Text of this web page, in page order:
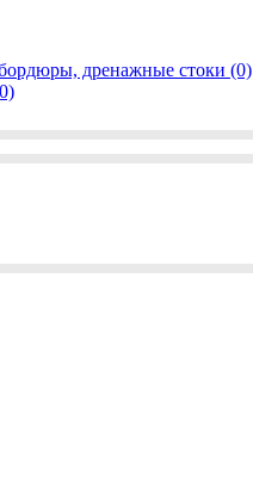
дренажные стоки (0)